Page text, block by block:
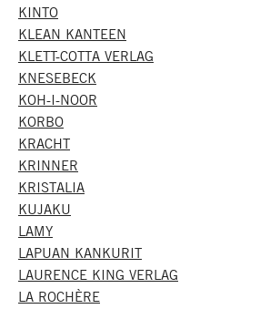
KINTO
KLEAN KANTEEN
KLETT-COTTA VERLAG
KNESEBECK
KOH-I-NOOR
KORBO
KRACHT
KRINNER
KRISTALIA
KUJAKU
LAMY
LAPUAN KANKURIT
LAURENCE KING VERLAG
LA ROCHÈRE